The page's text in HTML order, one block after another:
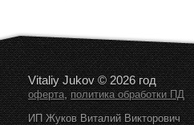
Vitaliy Jukov © 2026 год
оферта,политика обработки ПД
ИП Жуков Виталий Викторович